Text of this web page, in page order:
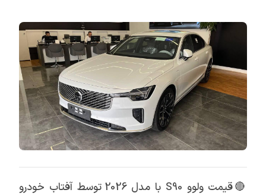
🔴قیمت ولوو S90 با مدل 2026 توسط آفتاب خودرو